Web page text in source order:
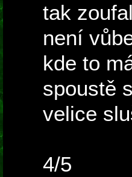
tak
není
kde to
spoustě
velice
4/5